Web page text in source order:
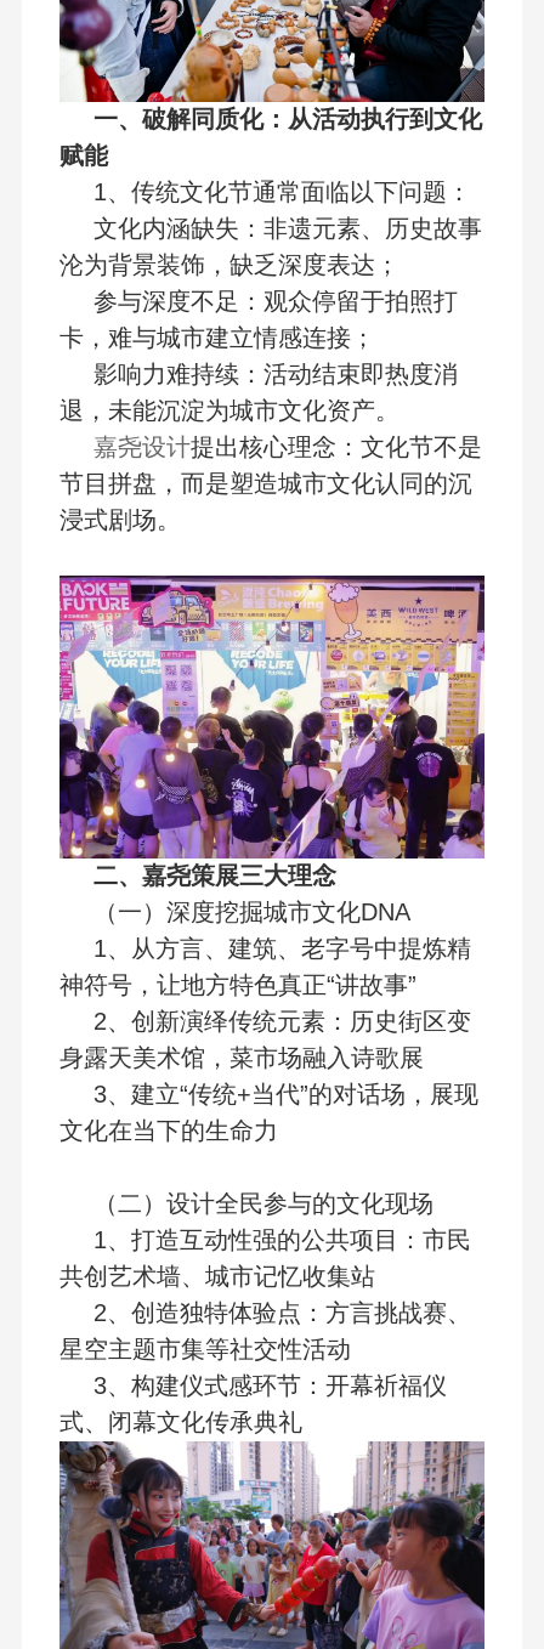
一、破解同质化：从活动执行到文化
赋能
1、传统文化节通常面临以下问题：
文化内涵缺失：非遗元素、历史故事
沦为背景装饰，缺乏深度表达；
参与深度不足：观众停留于拍照打
卡，难与城市建立情感连接；
影响力难持续：活动结束即热度消
退，未能沉淀为城市文化资产。
嘉尧设计提出核心理念：文化节不是
节目拼盘，而是塑造城市文化认同的沉
浸式剧场。
二、嘉尧策展三大理念
（一）深度挖掘城市文化DNA
1、从方言、建筑、老字号中提炼精
神符号，让地方特色真正“讲故事”
2、创新演绎传统元素：历史街区变
身露天美术馆，菜市场融入诗歌展
3、建立“传统+当代”的对话场，展现
文化在当下的生命力
（二）设计全民参与的文化现场
1、打造互动性强的公共项目：市民
共创艺术墙、城市记忆收集站
2、创造独特体验点：方言挑战赛、
星空主题市集等社交性活动
3、构建仪式感环节：开幕祈福仪
式、闭幕文化传承典礼